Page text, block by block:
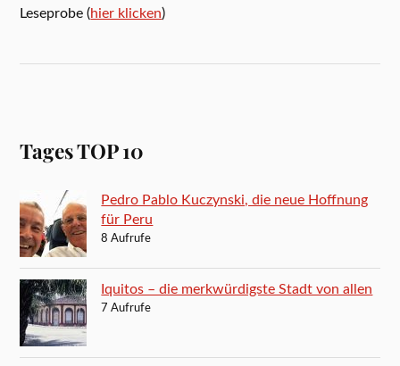
Leseprobe (hier klicken)
Tages TOP 10
Pedro Pablo Kuczynski, die neue Hoffnung
für Peru
8 Aufrufe
Iquitos – die merkwürdigste Stadt von allen
7 Aufrufe